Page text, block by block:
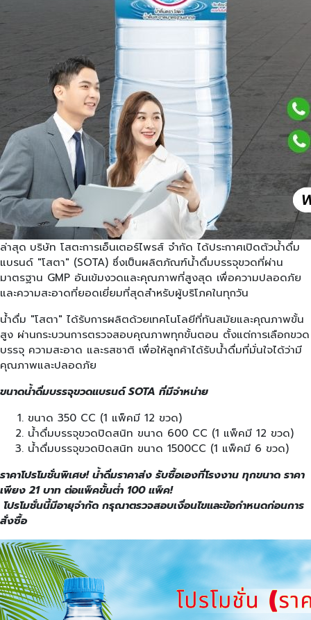
ล่าสุด บริษัท โสตะการเอ็นเตอร์ไพรส์ จำกัด ได้ประกาศเปิดตัวน้ำดื่ม
แบรนด์ "โสตา" (SOTA) ซึ่งเป็นผลิตภัณฑ์น้ำดื่มบรรจุขวดที่ผ่าน
มาตรฐาน GMP อันเข้มงวดและคุณภาพที่สูงสุด เพื่อความปลอดภัย
และความสะอาดที่ยอดเยี่ยมที่สุดสำหรับผู้บริโภคในทุกวัน
น้ำดื่ม "โสตา" ได้รับการผลิตด้วยเทคโนโลยีที่ทันสมัยและคุณภาพขั้น
สูง ผ่านกระบวนการตรวจสอบคุณภาพทุกขั้นตอน ตั้งแต่การเลือกขวด
บรรจุ ความสะอาด และรสชาติ เพื่อให้ลูกค้าได้รับน้ำดื่มที่มั่นใจได้ว่ามี
คุณภาพและปลอดภัย
ขนาดน้ำดื่มบรรจุขวดแบรนด์ SOTA ที่มีจำหน่าย
ขนาด 350 CC (1 แพ็คมี 12 ขวด)
น้ำดื่มบรรจุขวดปิดสนิท ขนาด 600 CC (1 แพ็คมี 12 ขวด)
น้ำดื่มบรรจุขวดปิดสนิท ขนาด 1500CC (1 แพ็คมี 6 ขวด)
ราคาโปรโมชั่นพิเศษ! น้ำดื่มราคาส่ง รับซื้อเองที่โรงงาน ทุกขนาด ราคา
เพียง 21 บาท ต่อแพ็คขั้นต่ำ 100 แพ็ค!
โปรโมชั่นนี้มีอายุจำกัด กรุณาตรวจสอบเงื่อนไขและข้อกำหนดก่อนการ
สั่งซื้อ